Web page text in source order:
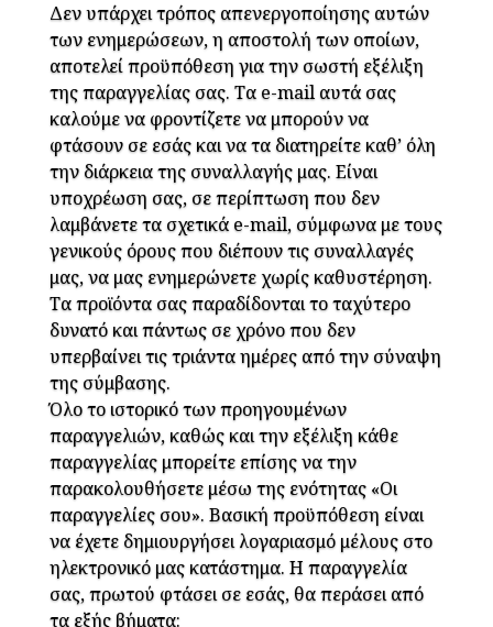
Δεν υπάρχει τρόπος απενεργοποίησης αυτών
των ενημερώσεων, η αποστολή των οποίων,
αποτελεί προϋπόθεση για την σωστή εξέλιξη
της παραγγελίας σας. Τα e-mail αυτά σας
καλούμε να φροντίζετε να μπορούν να
φτάσουν σε εσάς και να τα διατηρείτε καθ’ όλη
την διάρκεια της συναλλαγής μας. Είναι
υποχρέωση σας, σε περίπτωση που δεν
λαμβάνετε τα σχετικά e-mail, σύμφωνα με τους
γενικούς όρους που διέπουν τις συναλλαγές
μας, να μας ενημερώνετε χωρίς καθυστέρηση.
Τα προϊόντα σας παραδίδονται το ταχύτερο
δυνατό και πάντως σε χρόνο που δεν
υπερβαίνει τις τριάντα ημέρες από την σύναψη
της σύμβασης.
Όλο το ιστορικό των προηγουμένων
παραγγελιών, καθώς και την εξέλιξη κάθε
παραγγελίας μπορείτε επίσης να την
παρακολουθήσετε μέσω της ενότητας «Οι
παραγγελίες σου». Βασική προϋπόθεση είναι
να έχετε δημιουργήσει λογαριασμό μέλους στο
ηλεκτρονικό μας κατάστημα. Η παραγγελία
σας, πρωτού φτάσει σε εσάς, θα περάσει από
τα εξής βήματα: